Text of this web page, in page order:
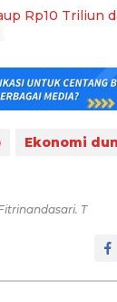
Rp10 Triliun
Ekonomi
T